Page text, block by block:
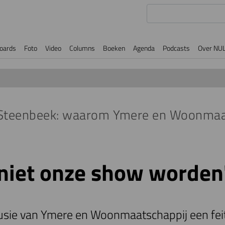
Foto Video Columns Boeken Agenda Podcasts Over
waarom Ymere en
onze show
van Ymere en Woonmaatschappij een